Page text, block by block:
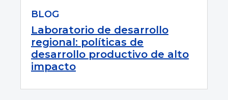
BLOG
Laboratorio de desarrollo
regional: políticas de
desarrollo productivo de alto
impacto